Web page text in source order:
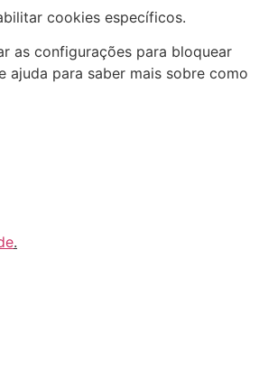
cookies específicos.
as configurações para bloquear
para saber mais sobre como
.